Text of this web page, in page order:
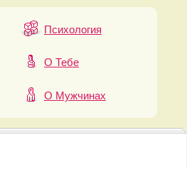
Психология
О Тебе
О Мужчинах